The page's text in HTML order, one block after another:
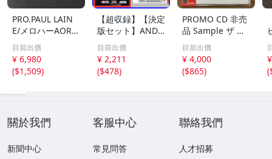
PRO.PAUL LAIN
E/メロハーAOR◆
THE RADIO SUN/
UNSTOPPABLE
目前出價
¥ 6,980
($1,509)
【超収録】【決定
版セット】ANDR
EAS VOLLENWEI
DER CD1+2+3 厳
選プレミア音源集
MP3CD-DLVer 3
目前出價
¥ 2,211
($478)
PROMO CD 非売
品 Sample ザ ビ
ートルズ パスト
マスターズ VOL.2
CP32-5602 THE
BEATLES / PAST
目前出價
¥ 4,000
($865)
(
關於我們
新聞中心
客服中心
常見問答
聯絡我們
人才招募